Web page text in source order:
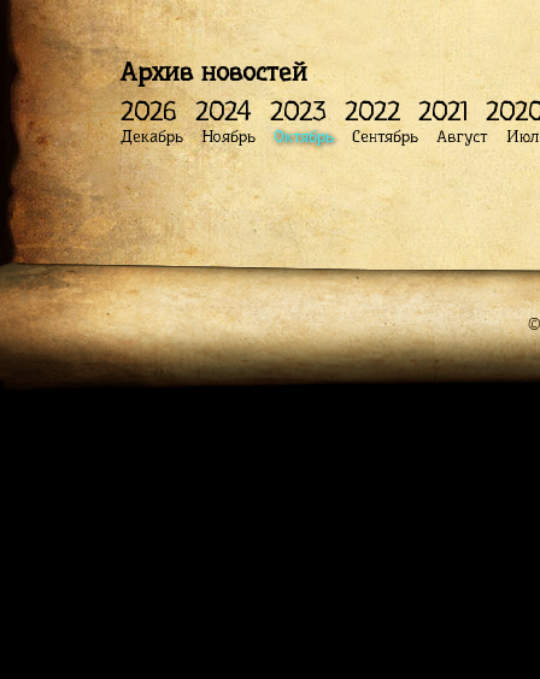
Архив новостей
2026
2024 2023 2022 2021
Декабрь Ноябрь Октябрь Сентябрь Август
©